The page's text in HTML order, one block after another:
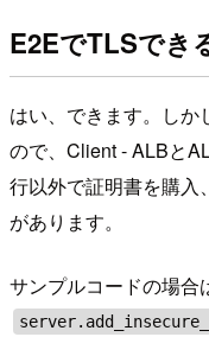
E2EでTLSでき
はい、できます。しか
ので、Client - ALBと
行以外で証明書を購入
があります。
サンプルコードの場合